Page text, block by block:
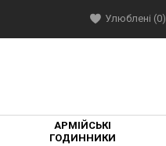
Улюблені (0)
АРМІЙСЬКІ
ГОДИННИКИ